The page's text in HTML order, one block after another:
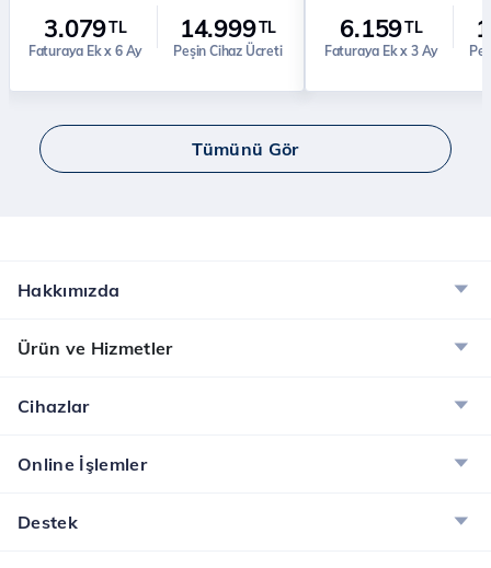
3.079TL
Faturaya Ek x 6 Ay
14.999TL
Peşin Cihaz Ücreti
6.159TL
Faturaya Ek x 3 Ay
Tümünü Gör
Hakkımızda
Ürün ve Hizmetler
Cihazlar
Online İşlemler
Destek